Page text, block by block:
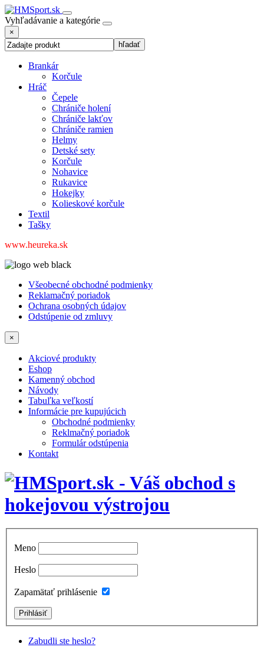
Vyhľadávanie a kategórie
×
Brankár
Korčule
Hráč
Čepele
Chrániče holení
Chrániče lakťov
Chrániče ramien
Helmy
Detské sety
Korčule
Nohavice
Rukavice
Hokejky
Kolieskové korčule
Textil
Tašky
www.heureka.sk
Všeobecné obchodné podmienky
Reklamačný poriadok
Ochrana osobných údajov
Odstúpenie od zmluvy
×
Akciové produkty
Eshop
Kamenný obchod
Návody
Tabuľka veľkostí
Informácie pre kupujúcich
Obchodné podmienky
Reklmačný poriadok
Formulár odstúpenia
Kontakt
Meno
Heslo
Zapamätať prihlásenie
Zabudli ste heslo?